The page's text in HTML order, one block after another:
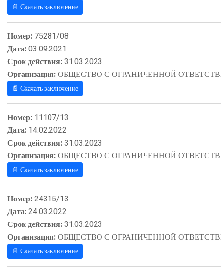
📄 Скачать заключение
Номер: 75281/08
Дата:03.09.2021
Срок действия:31.03.2023
Организация:ОБЩЕСТВО С ОГРАНИЧЕННОЙ
📄 Скачать заключение
Номер: 11107/13
Дата: 14.02.2022
Срок действия:31.03.2023
Организация:ОБЩЕСТВО С ОГРАНИЧЕННОЙ
📄 Скачать заключение
Номер:24315/13
Дата:24.03.2022
Срок действия:31.03.2023
Организация:ОБЩЕСТВО С ОГРАНИЧЕННОЙ
📄 Скачать заключение